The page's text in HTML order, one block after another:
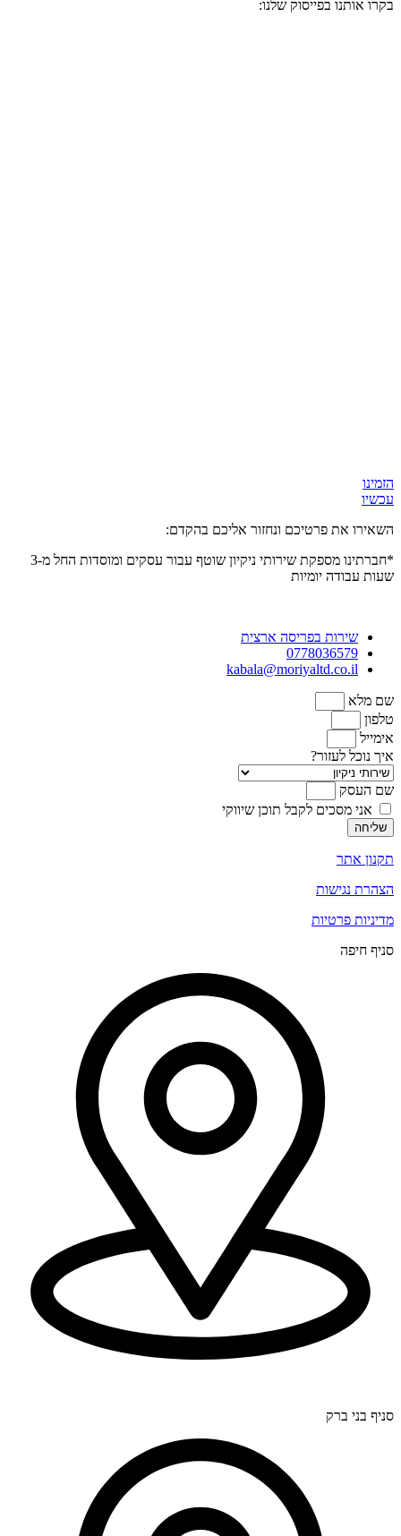
בקרו אותנו בפייסוק שלנו:
הזמינו
עכשיו
השאירו את פרטיכם ונחזור אליכם בהקדם:
*חברתינו מספקת שירותי ניקיון שוטף עבור עסקים ומוסדות
החל מ-3
שעות עבודה יומיות
שירות בפריסה ארצית
0778036579
kabala@moriyaltd.co.il
שם מלא
טלפון
אימייל
איך נוכל לעזור?
שם העסק
אני מסכים לקבל תוכן שיווקי
שליחה
תקנון אתר
הצהרת נגישות
מדיניות פרטיות
סניף חיפה
סניף בני ברק